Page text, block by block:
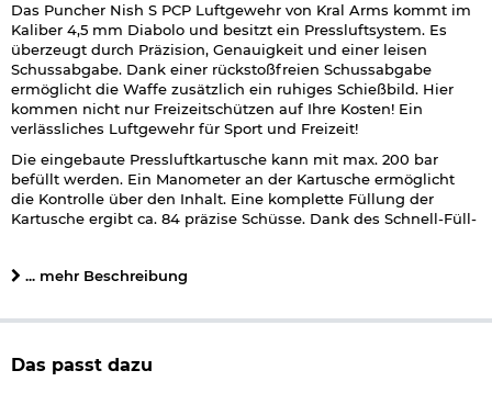
Das Puncher Nish S PCP Luftgewehr von Kral Arms kommt im
Kaliber 4,5 mm Diabolo und besitzt ein Pressluftsystem. Es
überzeugt durch Präzision, Genauigkeit und einer leisen
Schussabgabe. Dank einer rückstoßfreien Schussabgabe
ermöglicht die Waffe zusätzlich ein ruhiges Schießbild. Hier
kommen nicht nur Freizeitschützen auf Ihre Kosten! Ein
verlässliches Luftgewehr für Sport und Freizeit!
Die eingebaute Pressluftkartusche kann mit max. 200 bar
befüllt werden. Ein Manometer an der Kartusche ermöglicht
die Kontrolle über den Inhalt. Eine komplette Füllung der
Kartusche ergibt ca. 84 präzise Schüsse. Dank des Schnell-Füll-
Rutschfeste Griffzonen, eine gummierte Schaftkappe und der
Puncher Nish S Luftgewehrs im Kaliber 4,5 mm Diabolo.
Um auch zuverlässig auf weitere Distanzen zu treffen, verfügt
... mehr Beschreibung
Das passt dazu